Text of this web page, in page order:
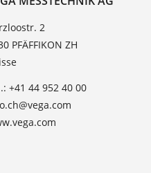
2
PFÄFFIKON ZH
+41 44 952 40 00